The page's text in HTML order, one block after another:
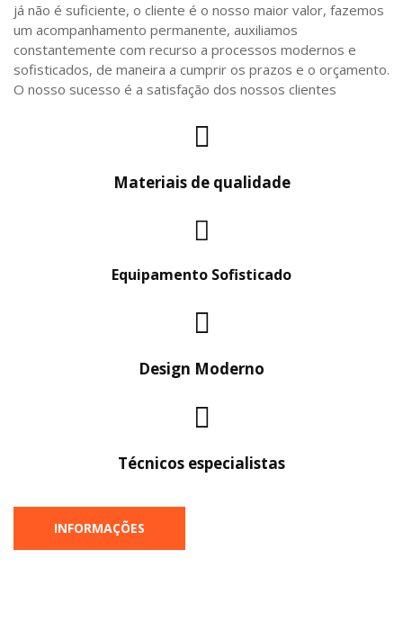
já não é suficiente, o cliente é o nosso maior valor, fazemos
um acompanhamento permanente, auxiliamos
constantemente com recurso a processos modernos e
sofisticados, de maneira a cumprir os prazos e o orçamento.
O nosso sucesso é a satisfação dos nossos clientes
Materiais de qualidade
Equipamento Sofisticado
Design Moderno
Técnicos especialistas
INFORMAÇÕES